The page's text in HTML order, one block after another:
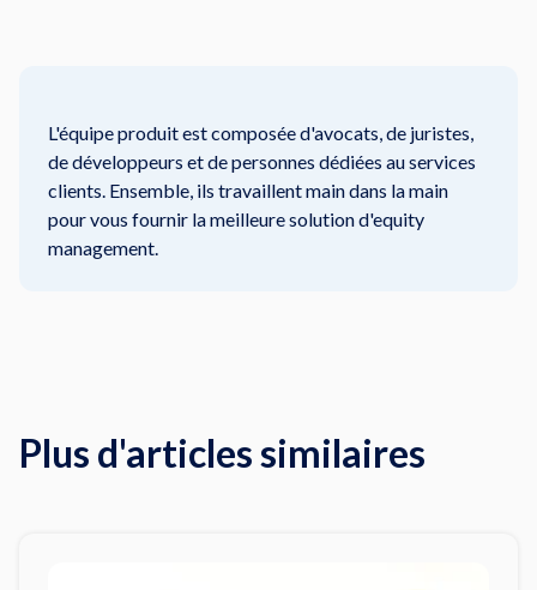
L'équipe produit est composée d'avocats, de juristes,
de développeurs et de personnes dédiées au services
clients. Ensemble, ils travaillent main dans la main
pour vous fournir la meilleure solution d'equity
management.
Plus d'articles similaires